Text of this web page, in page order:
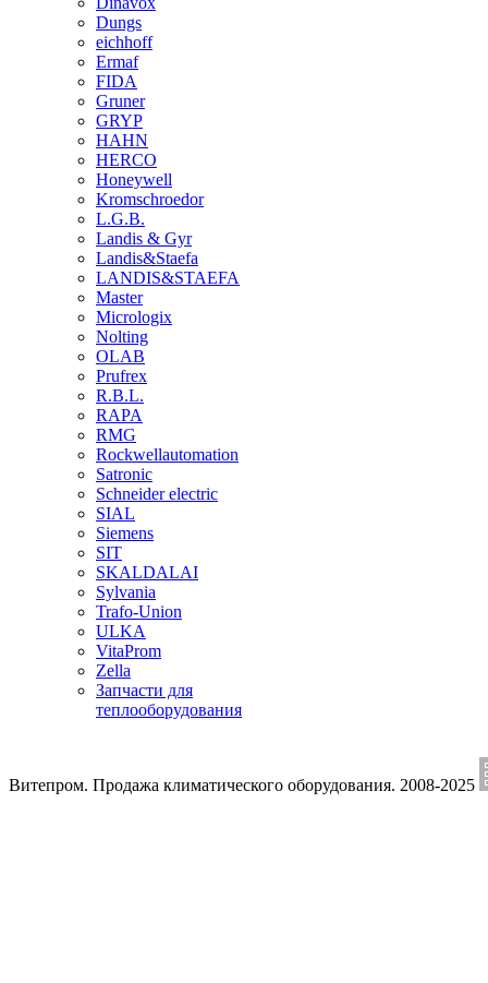
Dungs
eichhoff
Ermaf
FIDA
Gruner
GRYP
HAHN
HERCO
Honeywell
Kromschroedor
L.G.B.
Landis & Gyr
Landis&Staefa
LANDIS&STAEFA
Master
Micrologix
Nolting
OLAB
Prufrex
R.B.L.
RAPA
RMG
Rockwellautomation
Satronic
Schneider electric
SIAL
Siemens
SIT
SKALDALAI
Sylvania
Trafo-Union
ULKA
VitaProm
Zella
Запчасти для
теплооборудования
Витепром. Продажа климатического оборудования. 2008-2025